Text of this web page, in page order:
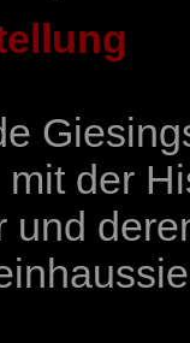
der
und